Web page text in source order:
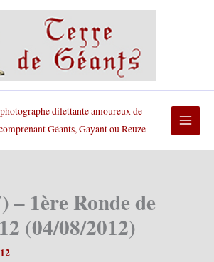
dilettante amoureux de
Géants, Gayant ou Reuze
– 1ère Ronde de
(04/08/2012)